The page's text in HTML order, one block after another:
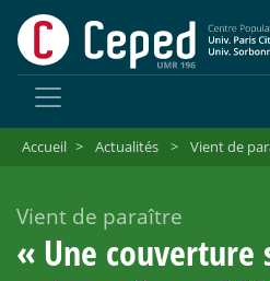
Accueil > Actualités > Vient de
Vient de paraître
« Une couverture